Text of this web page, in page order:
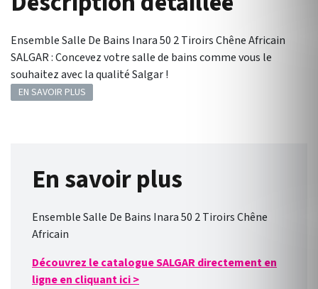
Ensemble Salle De Bains Inara 50 2 Tiroirs Chêne Africain
SALGAR : Concevez votre salle de bains comme vous le
souhaitez avec la qualité Salgar !
EN SAVOIR PLUS
En savoir plus
Ensemble Salle De Bains Inara 50 2 Tiroirs Chêne
Africain
Découvrez le catalogue SALGAR directement en
ligne en cliquant ici>